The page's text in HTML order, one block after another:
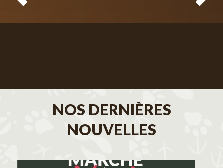
NOS DERNIÈRES
NOUVELLES